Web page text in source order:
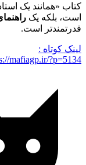
کتاب «همانند یک
است، بلکه یک
قدرتمندتر است.
لینک کوتاه :
mafiagp.ir/?p=5134